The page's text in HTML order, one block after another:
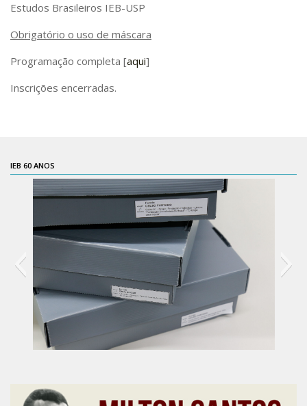
Criação de Curso
Isenção
Comissões
CAAF
CEQUALI
CPg
CSA
Acadêmico
Serviço de Apoio ao Ensino
Concurso Docente
Representação Discente
Encerradas
Estudos Brasileiros IEB-USP
Obrigatório o uso de máscara
Programação completa [aqui]
Inscrições encerradas.
IEB 60 ANOS